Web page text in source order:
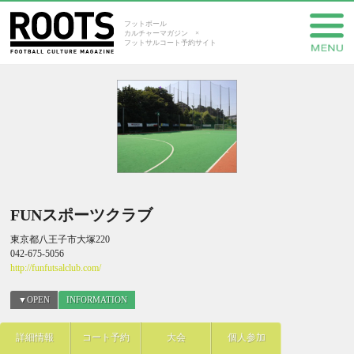
フットボール
カルチャーマガジン ×
フットサルコート予約サイト
FUNスポーツクラブ
東京都八王子市大塚220
042-675-5056
http://funfutsalclub.com/
▼OPEN INFORMATION
詳細情報 コート予約 大会 個人参加